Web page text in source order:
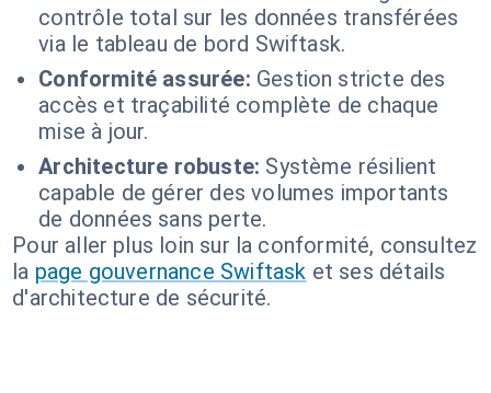
contrôle total sur les données transférées
via le tableau de bord Swiftask.
Conformité assurée: Gestion stricte des
accès et traçabilité complète de chaque
mise à jour.
Architecture robuste: Système résilient
capable de gérer des volumes importants
de données sans perte.
Pour aller plus loin sur la conformité, consultez
la page gouvernance Swiftask et ses détails
d'architecture de sécurité.